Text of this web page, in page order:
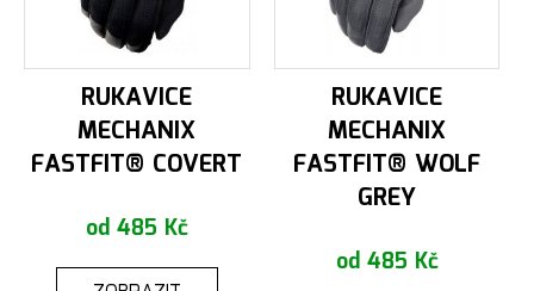
RUKAVICE
MECHANIX
FASTFIT® COVERT
od 485 Kč
RUKAVICE
MECHANIX
FASTFIT® WOLF
GREY
od 485 Kč